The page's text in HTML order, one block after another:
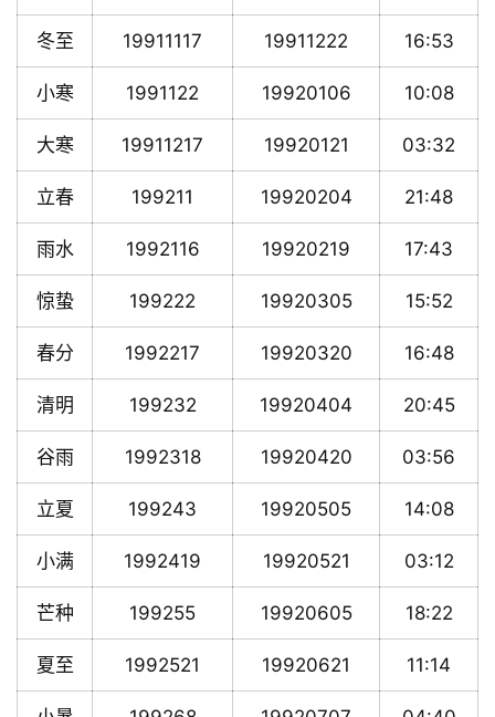
冬至 19911117 19911222 16:53
小寒 1991122 19920106 10:08
大寒 19911217 19920121 03:32
立春 199211 19920204 21:48
雨水 1992116 19920219 17:43
惊蛰 199222 19920305 15:52
春分 1992217 19920320 16:48
清明 199232 19920404 20:45
谷雨 1992318 19920420 03:56
立夏 199243 19920505 14:08
小满 1992419 19920521 03:12
芒种 199255 19920605 18:22
夏至 1992521 19920621 11:14